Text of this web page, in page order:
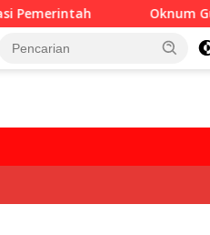
Oknum Guru Diduga